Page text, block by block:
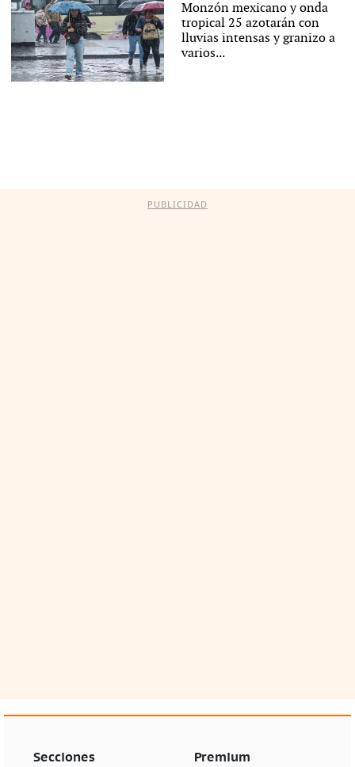
Monzón mexicano y onda
tropical 25 azotarán con
lluvias intensas y granizo a
varios...
PUBLICIDAD
Secciones Premium